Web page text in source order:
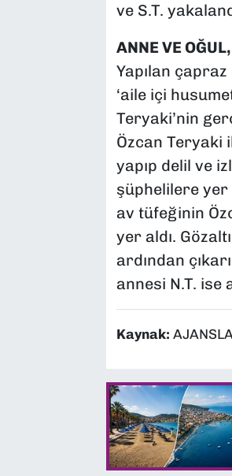
ve S.T.
ANNE VE
Yapılan
‘aile içi
Teryaki’nin
Özcan Teryaki
yapıp delil ve
şüphelilere yer
av tüfeğinin
yer aldı.
ardından
annesi N.T. ise
Kaynak: